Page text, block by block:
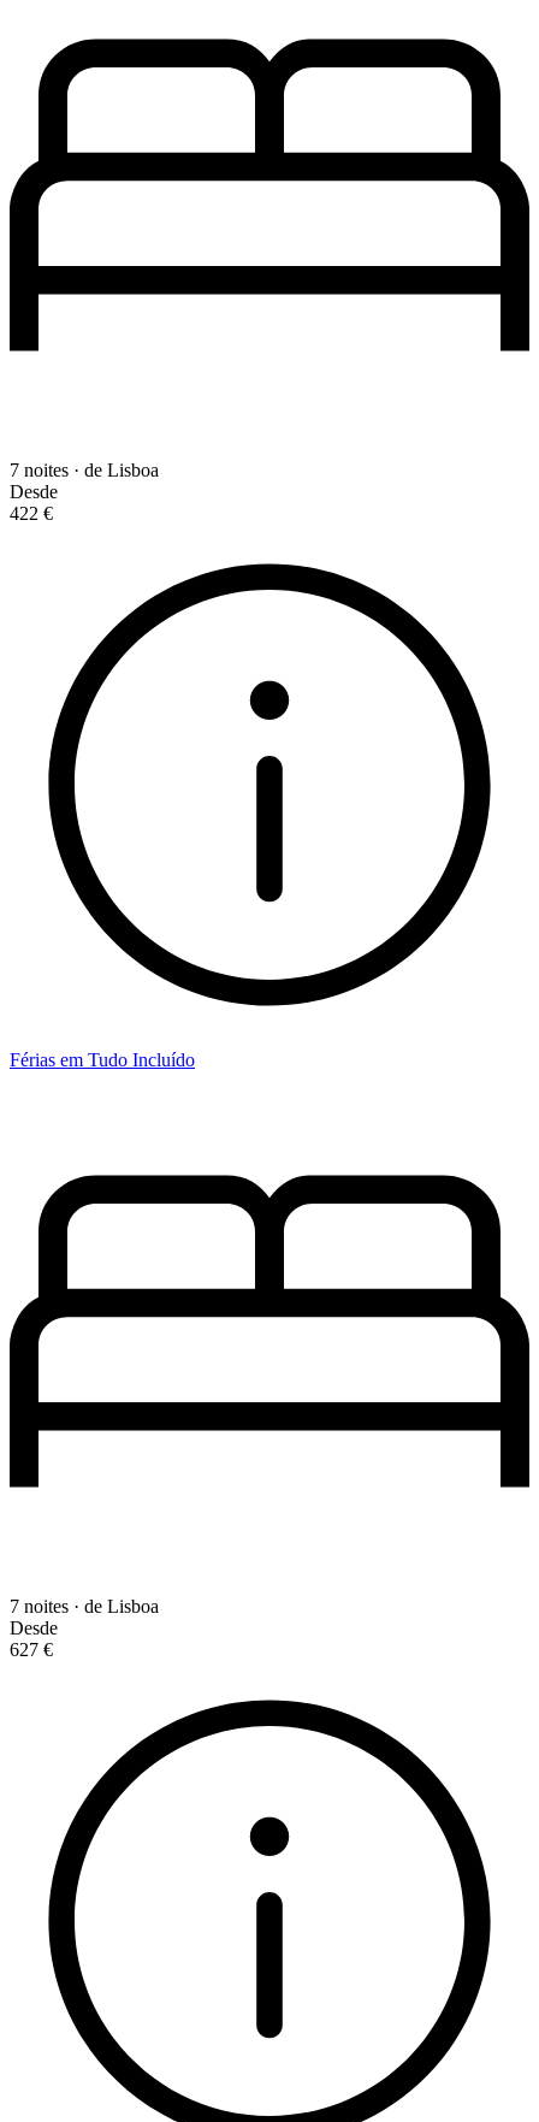
7 noites · de Lisboa
Desde
422 €
Férias em Tudo Incluído
7 noites · de Lisboa
Desde
627 €